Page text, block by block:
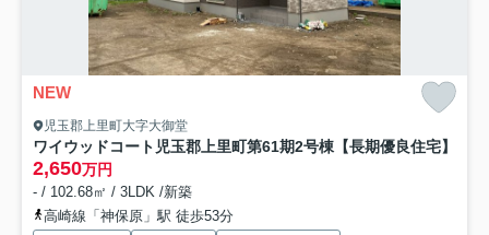
NEW
児玉郡上里町大字大御堂
ワイウッドコート児玉郡上里町第61期2号棟【長期優良住宅】
2,650万円
- / 102.68㎡ / 3LDK /新築
高崎線「神保原」駅 徒歩53分